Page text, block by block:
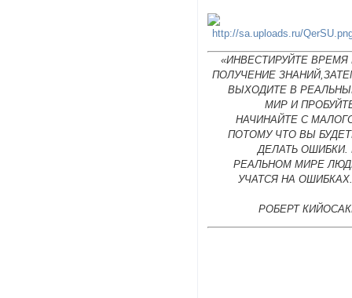
«ИНВЕСТИРУЙТЕ ВРЕМЯ
ПОЛУЧЕНИЕ
ВЫХОДИТЕ В
МИР И
НАЧИНАЙТЕ С
ПОТОМУ ЧТО ВЫ
ДЕЛАТЬ ОШИБКИ.
РЕАЛЬНОМ МИРЕ
УЧАТСЯ НА
РОБЕРТ